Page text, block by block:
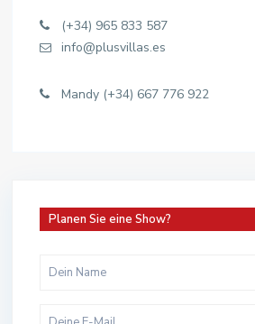
(+34) 965 833 587
info@plusvillas.es
Mandy (+34) 667 776 922
Planen Sie eine Show?